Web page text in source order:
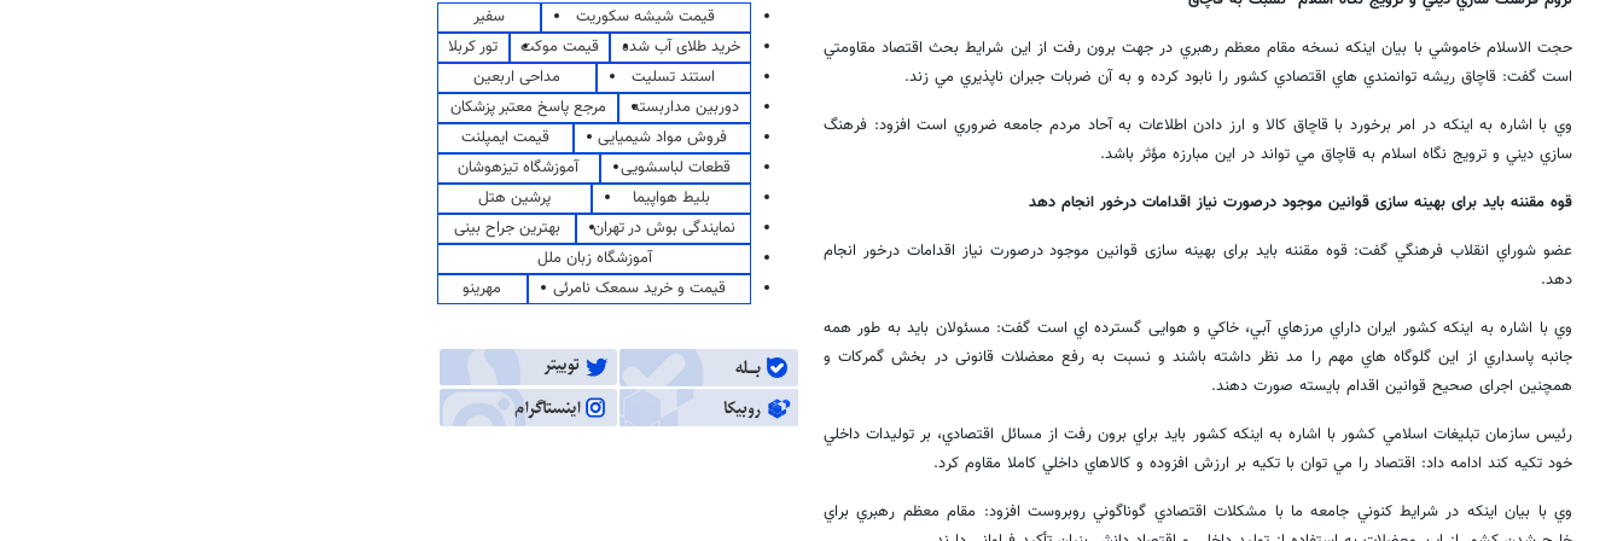
حجت الاسلام خاموشي با بيان اينكه نسخه مقام معظم رهبري در جهت برون رفت از اين شرايط بحث اقتصاد مقاومتي
است گفت:‌ قاچاق ريشه توانمندي هاي اقتصادي كشور را نابود كرده و به آن ضربات جبران ناپذيري مي زند.
وي با اشاره به اينكه در امر برخورد با قاچاق كالا و ارز دادن اطلاعات به آحاد مردم جامعه ضروري است افزود:‌ فرهنگ
سازي ديني و ترويج نگاه اسلام به قاچاق مي تواند در اين مبارزه مؤثر باشد.
قوه مقننه باید برای بهینه سازی قوانین موجود درصورت نیاز اقدامات درخور انجام دهد
عضو شوراي انقلاب فرهنگي گفت: قوه مقننه باید برای بهینه سازی قوانین موجود درصورت نیاز اقدامات درخور انجام
دهد.
وي با اشاره به اينكه كشور ايران داراي مرزهاي آبي، خاكي و هوایی گسترده اي است گفت:‌ مسئولان بايد به طور همه
جانبه پاسداري از اين گلوگاه هاي مهم را مد نظر داشته باشند و نسبت به رفع معضلات قانونی در بخش گمرکات و
همچنین اجرای صحیح قوانین اقدام بایسته صورت دهند.
رئيس سازمان تبليغات اسلامي كشور با اشاره به اينكه كشور بايد براي برون رفت از مسائل اقتصادي، بر توليدات داخلي
خود تكيه كند ادامه داد:‌ اقتصاد را مي توان با تكيه بر ارزش افزوده و كالاهاي داخلي كاملا مقاوم كرد.
وي با بيان اينكه در شرايط كنوني جامعه ما با مشكلات اقتصادي گوناگوني روبروست افزود:‌ مقام معظم رهبري براي
قیمت شیشه سکوریت
سفیر
خرید طلای آب شده
قیمت موکت
تور کربلا
استند تسلیت
مداحی اربعین
دوربین مداربسته
مرجع پاسخ معتبر پزشکان
فروش مواد شیمیایی
قیمت ایمپلنت
قطعات لباسشویی
آموزشگاه تیزهوشان
بلیط هواپیما
پرشین هتل
نمایندگی بوش در تهران
بهترین جراح بینی
آموزشگاه زبان ملل
قیمت و خرید سمعک نامرئی
مهرینو